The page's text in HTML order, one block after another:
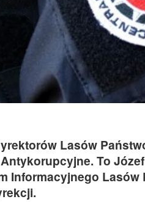
Lasów
To
Informacyjnego